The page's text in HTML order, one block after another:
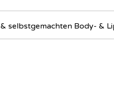
selbstgemachten Body- &